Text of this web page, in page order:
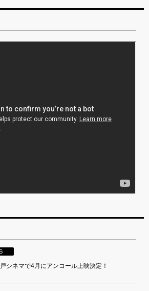
シネマで4月にアンコール上映決定！